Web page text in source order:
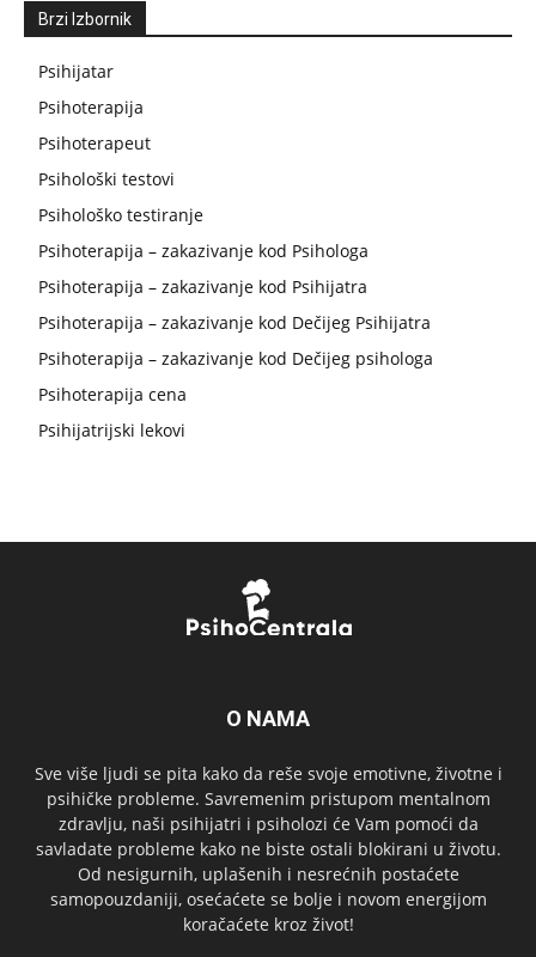
Brzi Izbornik
Psihijatar
Psihoterapija
Psihoterapeut
Psihološki testovi
Psihološko testiranje
Psihoterapija – zakazivanje kod Psihologa
Psihoterapija – zakazivanje kod Psihijatra
Psihoterapija – zakazivanje kod Dečijeg Psihijatra
Psihoterapija – zakazivanje kod Dečijeg psihologa
Psihoterapija cena
Psihijatrijski lekovi
O NAMA
Sve više ljudi se pita kako da reše svoje emotivne, životne i
psihičke probleme. Savremenim pristupom mentalnom
zdravlju, naši psihijatri i psiholozi će Vam pomoći da
savladate probleme kako ne biste ostali blokirani u životu.
Od nesigurnih, uplašenih i nesrećnih postaćete
samopouzdaniji, osećaćete se bolje i novom energijom
koračaćete kroz život!